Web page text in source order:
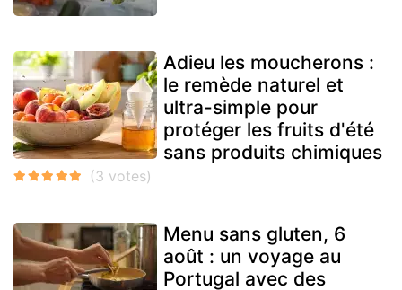
Adieu les moucherons :
le remède naturel et
ultra-simple pour
protéger les fruits d'été
sans produits chimiques
Menu sans gluten, 6
août : un voyage au
Portugal avec des